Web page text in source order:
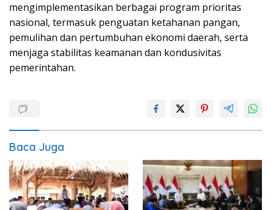
mengimplementasikan berbagai program prioritas
nasional, termasuk penguatan ketahanan pangan,
pemulihan dan pertumbuhan ekonomi daerah, serta
menjaga stabilitas keamanan dan kondusivitas
pemerintahan.
Baca Juga